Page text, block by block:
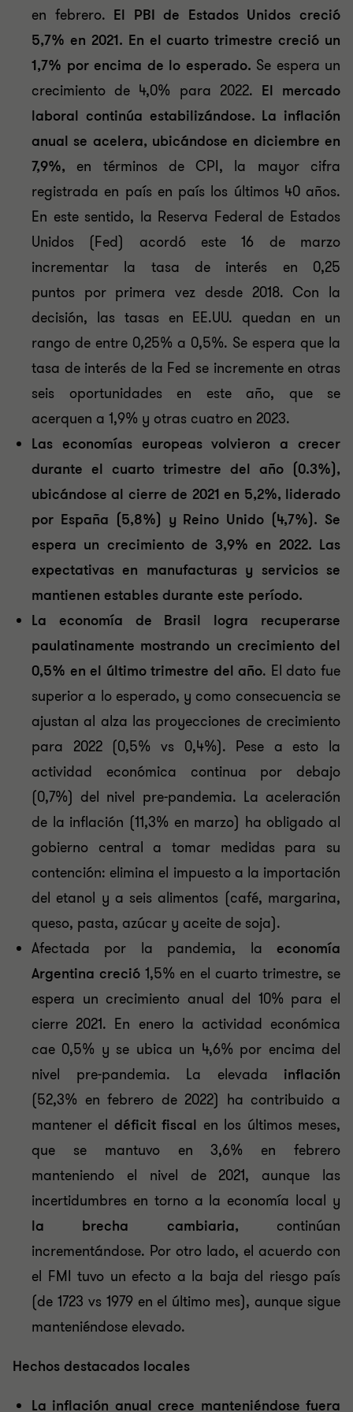
en febrero. El PBI de Estados Unidos creció
5,7% en 2021. En el cuarto trimestre creció un
1,7% por encima de lo esperado. Se espera un
crecimiento de 4,0% para 2022. El mercado
laboral continúa estabilizándose. La inflación
anual se acelera, ubicándose en diciembre en
7,9%, en términos de CPI, la mayor cifra
registrada en país en país los últimos 40 años.
En este sentido, la Reserva Federal de Estados
Unidos (Fed) acordó este 16 de marzo
incrementar la tasa de interés en 0,25
puntos por primera vez desde 2018. Con la
decisión, las tasas en EE.UU. quedan en un
rango de entre 0,25% a 0,5%. Se espera que la
tasa de interés de la Fed se incremente en otras
seis oportunidades en este año, que se
acerquen a 1,9% y otras cuatro en 2023.
Las economías europeas volvieron a crecer
durante el cuarto trimestre del año (0.3%),
ubicándose al cierre de 2021 en 5,2%, liderado
por España (5,8%) y Reino Unido (4,7%). Se
espera un crecimiento de 3,9% en 2022. Las
expectativas en manufacturas y servicios se
mantienen estables durante este período.
La economía de Brasil logra recuperarse
paulatinamente mostrando un crecimiento del
0,5% en el último trimestre del año. El dato fue
superior a lo esperado, y como consecuencia se
ajustan al alza las proyecciones de crecimiento
para 2022 (0,5% vs 0,4%). Pese a esto la
actividad económica continua por debajo
(0,7%) del nivel pre-pandemia. La aceleración
de la inflación (11,3% en marzo) ha obligado al
gobierno central a tomar medidas para su
contención: elimina el impuesto a la importación
del etanol y a seis alimentos (café, margarina,
queso, pasta, azúcar y aceite de soja).
Afectada por la pandemia, la economía
Argentina creció1,5% en el cuarto trimestre, se
espera un crecimiento anual del 10% para el
cierre 2021. En enero la actividad económica
cae 0,5% y se ubica un 4,6% por encima del
nivel pre-pandemia. La elevada inflación
(52,3% en febrero de 2022) ha contribuido a
mantener el déficit fiscal en los últimos meses,
que se mantuvo en 3,6% en febrero
manteniendo el nivel de 2021, aunque las
incertidumbres en torno a la economía local y
la brecha cambiaria, continúan
incrementándose. Por otro lado, el acuerdo con
el FMI tuvo un efecto a la baja del riesgo país
(de 1723 vs 1979 en el último mes), aunque sigue
manteniéndose elevado.
Hechos destacados locales
La inflación anual crece manteniéndose fuera